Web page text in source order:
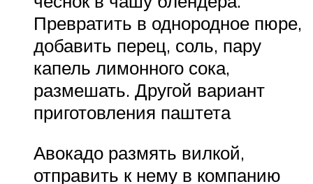
Превратить в однородное пюре,
добавить перец, соль, пару
капель лимонного сока,
размешать. Другой вариант
приготовления паштета
Авокадо размять вилкой,
отправить к нему в компанию